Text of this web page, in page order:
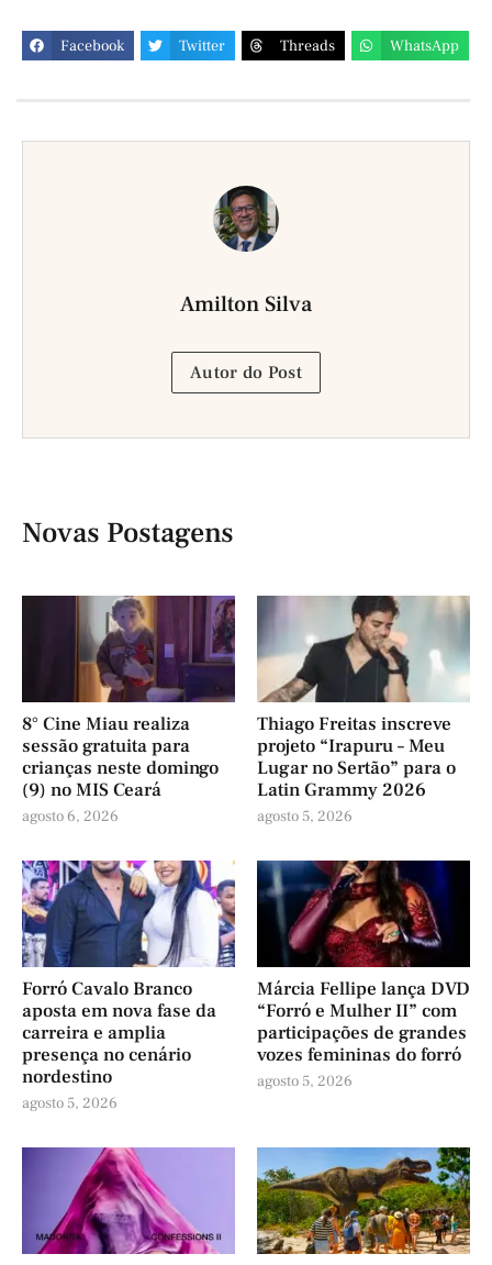
Facebook Twitter Threads WhatsApp
Amilton Silva
Autor do Post
Novas Postagens
8° Cine Miau realiza
sessão gratuita para
crianças neste domingo
(9) no MIS Ceará
agosto 6, 2026
Thiago Freitas inscreve
projeto “Irapuru – Meu
Lugar no Sertão” para o
Latin Grammy 2026
agosto 5, 2026
Forró Cavalo Branco
aposta em nova fase da
carreira e amplia
presença no cenário
nordestino
agosto 5, 2026
Márcia Fellipe lança DVD
“Forró e Mulher II” com
participações de grandes
vozes femininas do forró
agosto 5, 2026